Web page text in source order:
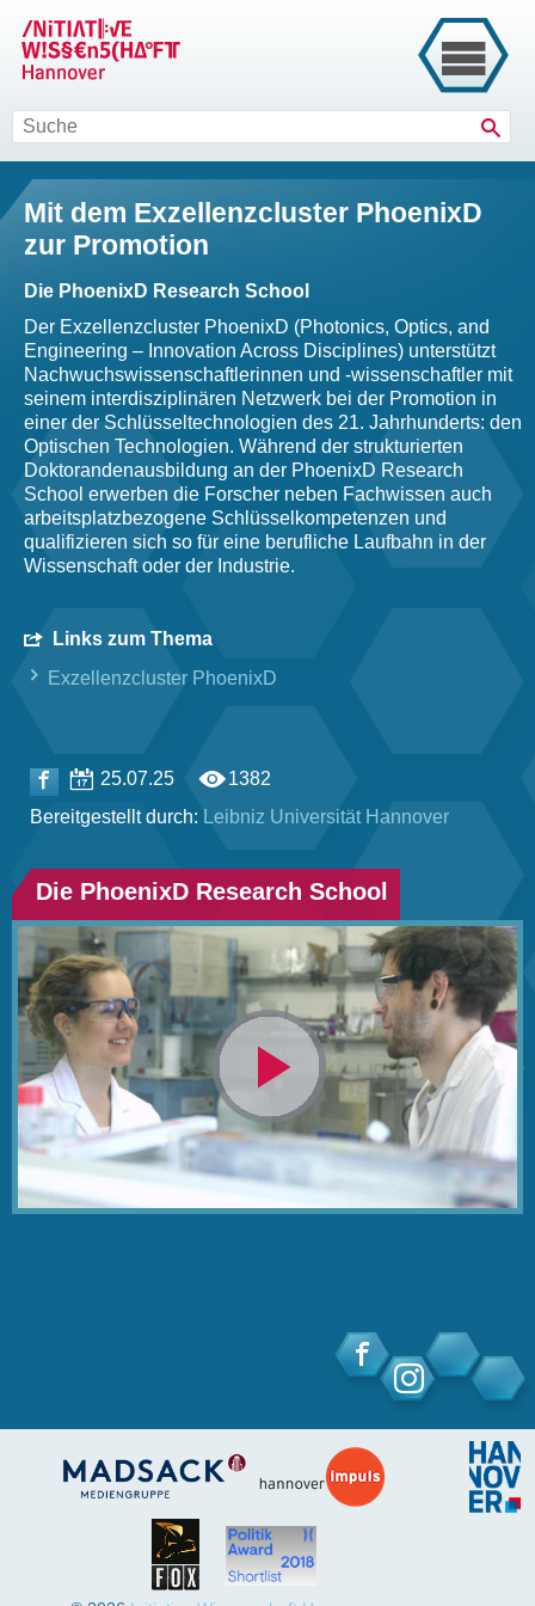
Mit dem Exzellenzcluster PhoenixD
zur Promotion
Die PhoenixD Research School
Der Exzellenzcluster PhoenixD (Photonics, Optics, and
Engineering – Innovation Across Disciplines) unterstützt
Nachwuchswissenschaftlerinnen und -wissenschaftler mit
seinem interdisziplinären Netzwerk bei der Promotion in
einer der Schlüsseltechnologien des 21. Jahrhunderts: den
Optischen Technologien. Während der strukturierten
Doktorandenausbildung an der PhoenixD Research
School erwerben die Forscher neben Fachwissen auch
arbeitsplatzbezogene Schlüsselkompetenzen und
qualifizieren sich so für eine berufliche Laufbahn in der
Wissenschaft oder der Industrie.
Links zum Thema
Exzellenzcluster PhoenixD
25.07.25
1382
Bereitgestellt durch: Leibniz Universität Hannover
Die PhoenixD Research School
Video
abspielen